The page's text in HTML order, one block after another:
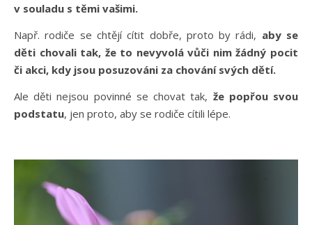
v souladu s těmi vašimi.
Např. rodiče se chtějí cítit dobře, proto by rádi, aby se
děti chovali tak, že to nevyvolá vůči nim žádný pocit
či akci, kdy jsou posuzováni za chování svých dětí.
Ale děti nejsou povinné se chovat tak, že popřou svou
podstatu, jen proto, aby se rodiče cítili lépe.